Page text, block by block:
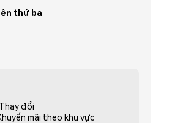
thứ ba
Thay đổi
mãi theo khu vực